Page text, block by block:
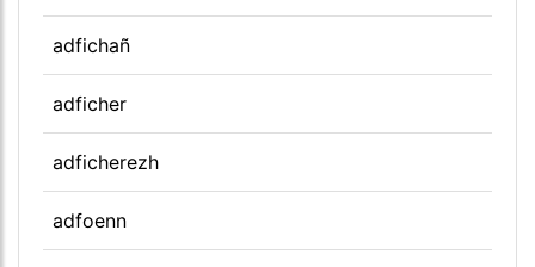
adfichañ
adficher
adficherezh
adfoenn